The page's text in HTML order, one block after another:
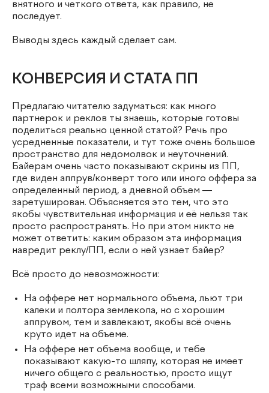
внятного и четкого ответа, как правило, не
последует.
Выводы здесь каждый сделает сам.
КОНВЕРСИЯ И СТАТА ПП
Предлагаю читателю задуматься: как много
партнерок и реклов ты знаешь, которые готовы
поделиться реально ценной статой? Речь про
усредненные показатели, и тут тоже очень большое
пространство для недомолвок и неуточнений.
Байерам очень часто показывают скрины из ПП,
где виден аппрув/конверт того или иного оффера за
определенный период, а дневной объем —
заретуширован. Объясняется это тем, что это
якобы чувствительная информация и её нельзя так
просто распространять. Но при этом никто не
может ответить: каким образом эта информация
навредит реклу/ПП, если о ней узнает байер?
Всё просто до невозможности:
На оффере нет нормального объема, льют три
калеки и полтора землекопа, но с хорошим
аппрувом, тем и завлекают, якобы всё очень
круто идет на объеме.
На оффере нет объема вообще, и тебе
показывают какую-то шляпу, которая не имеет
ничего общего с реальностью, просто ищут
траф всеми возможными способами.